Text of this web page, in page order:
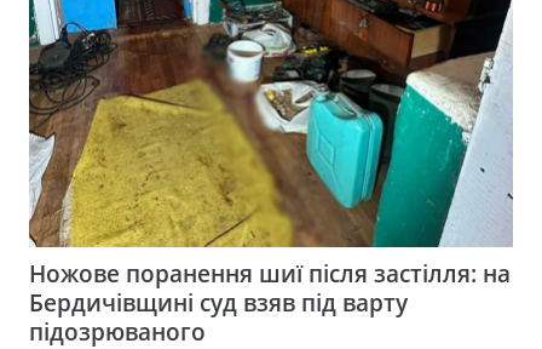
Ножове поранення шиї після застілля: на
Бердичівщині суд взяв під варту
підозрюваного